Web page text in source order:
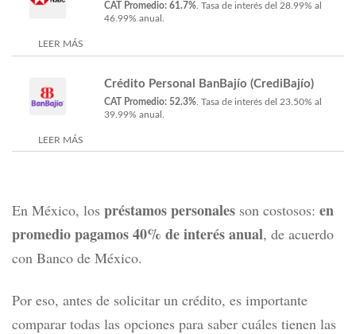
CAT Promedio: 61.7% . Tasa de interés del 28.99% al
46.99% anual.
LEER MÁS
Crédito Personal BanBajío (CrediBajío)
CAT Promedio: 52.3% . Tasa de interés del 23.50% al
39.99% anual.
LEER MÁS
En México, los préstamos personales son costosos: en
promedio pagamos 40% de interés anual, de acuerdo
con Banco de México.
Por eso, antes de solicitar un crédito, es importante
comparar todas las opciones para saber cuáles tienen las